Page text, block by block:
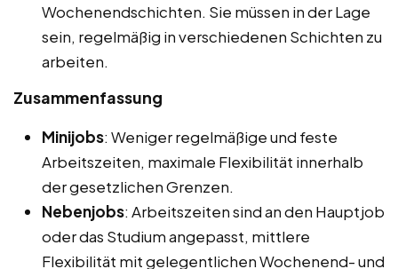
Wochenendschichten. Sie müssen in der Lage
sein, regelmäßig in verschiedenen Schichten zu
arbeiten.
Zusammenfassung
Minijobs: Weniger regelmäßige und feste
Arbeitszeiten, maximale Flexibilität innerhalb
der gesetzlichen Grenzen.
Nebenjobs: Arbeitszeiten sind an den Hauptjob
oder das Studium angepasst, mittlere
Flexibilität mit gelegentlichen Wochenend- und